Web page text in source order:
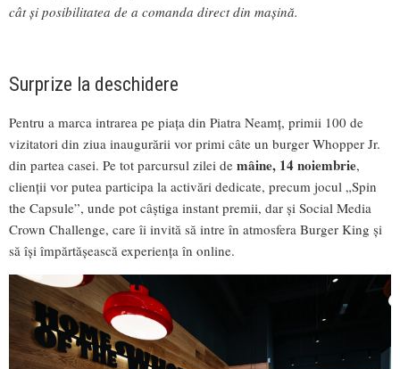
cât și posibilitatea de a comanda direct din mașină.
Surprize la deschidere
Pentru a marca intrarea pe piața din Piatra Neamț, primii 100 de
vizitatori din ziua inaugurării vor primi câte un burger Whopper Jr.
din partea casei. Pe tot parcursul zilei de mâine, 14 noiembrie,
clienții vor putea participa la activări dedicate, precum jocul „Spin
the Capsule”, unde pot câștiga instant premii, dar și Social Media
Crown Challenge, care îi invită să intre în atmosfera Burger King și
să își împărtășească experiența în online.